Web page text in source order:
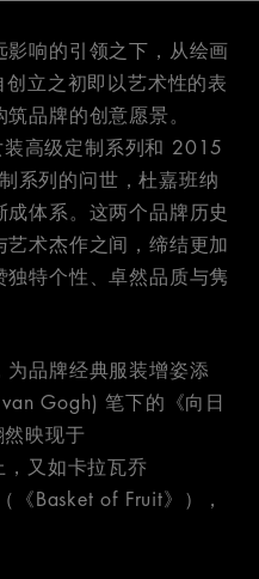
响的引领之下，从绘画
立之初即以艺术性的表
品牌的创意愿景。
高级定制系列和 2015
系列的问世，杜嘉班纳
体系。这两个品牌历史
术杰作之间，缔结更加
特个性、卓然品质与隽
品牌经典服装增姿添
Gogh) 笔下的《向日
映现于
又如卡拉瓦乔
Basket of Fruit》），